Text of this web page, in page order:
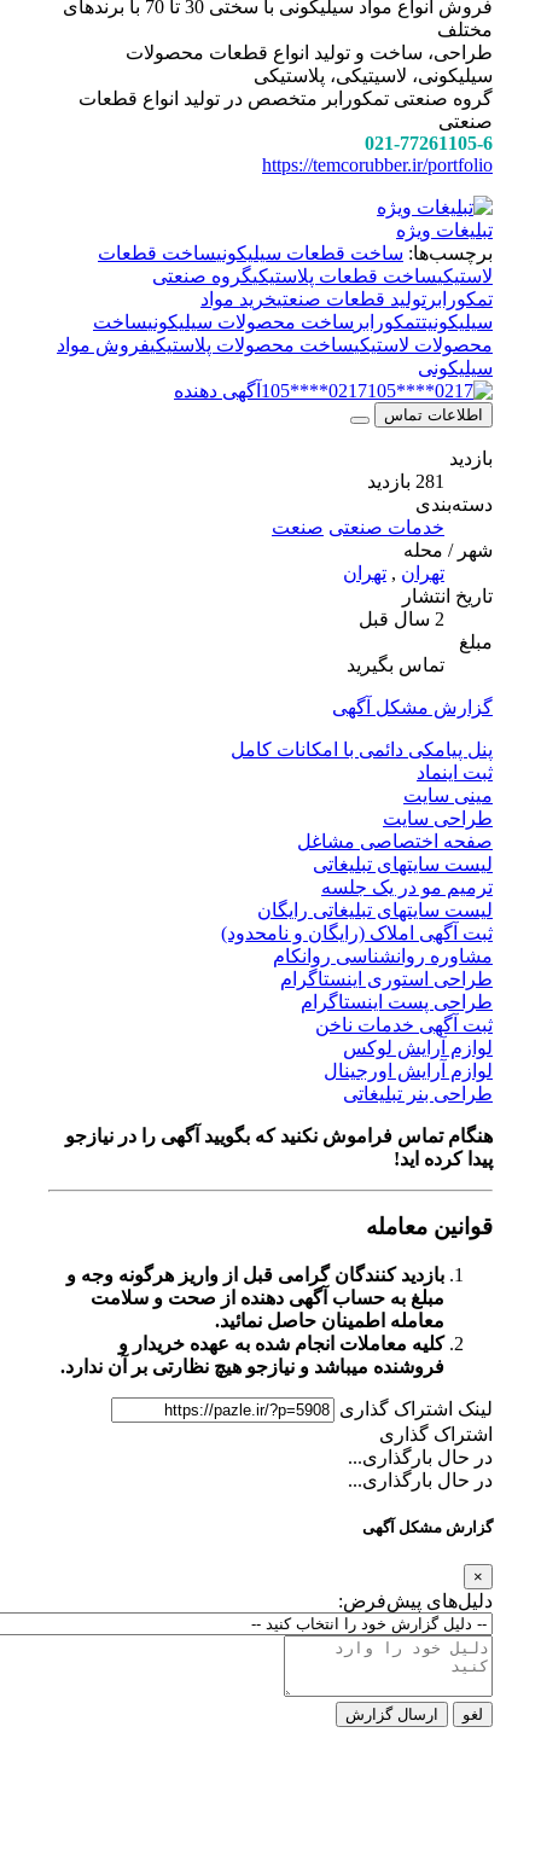
فروش انواع مواد سیلیکونی با سختی 30 تا 70 با برندهای
مختلف
طراحی، ساخت و تولید انواع قطعات محصولات
سیلیکونی، لاسیتیکی، پلاستیکی
گروه صنعتی تمکورابر متخصص در تولید انواع قطعات
صنعتی
021-77261105-6
https://temcorubber.ir/portfolio
تبلیغات ویژه
برچسب‌ها:ساخت قطعات سیلیکونیساخت قطعات
لاستیکیساخت قطعات پلاستیکیگروه صنعتی
تمکورابرتولید قطعات صنعتیخرید مواد
سیلیکونیتتمکورابرساخت محصولات سیلیکونیساخت
محصولات لاستیکیساخت محصولات پلاستیکیفروش مواد
سیلیکونی
0217****105
آگهی دهنده
اطلاعات تماس
دسته‌بندی
خدمات صنعتی صنعت
شهر / محله
تهران,تهران
تاریخ انتشار
تماس بگیرید
گزارش مشکل آگهی
پنل پیامکی دائمی با امکانات کامل
ثبت اینماد
مینی سایت
طراحی سایت
صفحه اختصاصی مشاغل
لیست سایتهای تبلیغاتی
ترمیم مو در یک جلسه
لیست سایتهای تبلیغاتی رایگان
ثبت آگهی املاک (رایگان و نامحدود)
مشاوره روانشناسی روانکام
طراحی استوری اینستاگرام
طراحی پست اینستاگرام
ثبت آگهی خدمات ناخن
لوازم آرایش لوکس
لوازم آرایش اورجینال
طراحی بنر تبلیغاتی
هنگام تماس فراموش نکنید که بگویید آگهی را در نیازجو
پیدا کرده اید!
قوانین معامله
بازدید کنندگان گرامی قبل از واریز هرگونه وجه و
مبلغ به حساب آگهی دهنده از صحت و سلامت
معامله اطمینان حاصل نمائید.
کلیه معاملات انجام شده به عهده خریدار و
فروشنده میباشد و نیازجو هیچ نظارتی بر آن ندارد.
لینک اشتراک گذاری
اشتراک گذاری
در حال بارگذاری...
در حال بارگذاری...
گزارش مشکل آگهی
دلیل‌های پیش‌فرض:
ارسال گزارش